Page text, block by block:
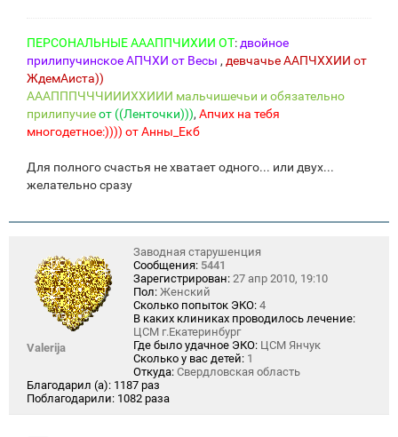
ПЕРСОНАЛЬНЫЕ АААППЧИХИИ ОТ: двойное
прилипучинское АПЧХИ от Весы , девчачье ААПЧХХИИ от
ЖдемАиста))
АААПППЧЧЧИИИХХИИИ мальчишечьи и обязательно
прилипучиеот ((Ленточки))), Апчих на тебя
многодетное:)))) от Анны_Екб
Для полного счастья не хватает одного... или двух...
желательно сразу
Valerija
Заводная старушенция
Сообщения: 5441
Зарегистрирован: 27 апр 2010, 19:10
Пол: Женский
Сколько попыток ЭКО: 4
В каких клиниках проводилось лечение:
ЦСМ г.Екатеринбург
Где было удачное ЭКО: ЦСМ Янчук
Сколько у вас детей: 1
Откуда: Свердловская область
Благодарил (а): 1187 раз
Поблагодарили: 1082 раза